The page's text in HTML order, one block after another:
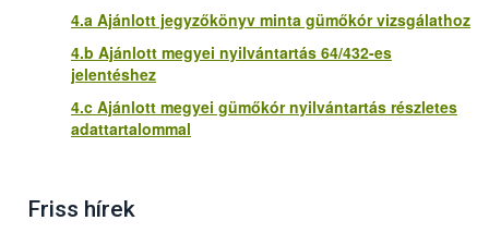
4.a Ajánlott jegyzőkönyv minta gümőkór vizsgálathoz
4.b Ajánlott megyei nyilvántartás 64/432-es
jelentéshez
4.c Ajánlott megyei gümőkór nyilvántartás részletes
adattartalommal
Friss hírek